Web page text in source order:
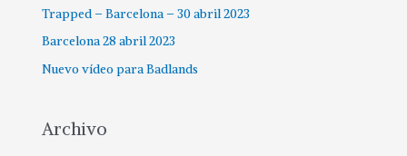
Trapped – Barcelona – 30 abril 2023
Barcelona 28 abril 2023
Nuevo vídeo para Badlands
Archivo